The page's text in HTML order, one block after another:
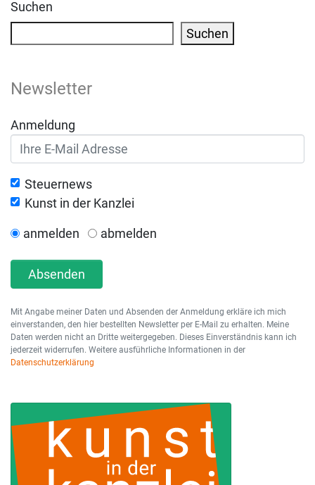
Suchen
Suchen
Newsletter
Anmeldung
Steuernews
Kunst in der Kanzlei
anmelden abmelden
Absenden
Mit Angabe meiner Daten und Absenden der Anmeldung erkläre ich mich
einverstanden, den hier bestellten Newsletter per E-Mail zu erhalten. Meine
Daten werden nicht an Dritte weitergegeben. Dieses Einverständnis kann ich
jederzeit widerrufen. Weitere ausführliche Informationen in der
Datenschutzerklärung